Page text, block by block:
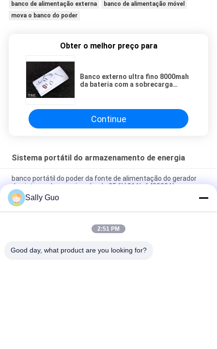
banco de alimentação externa
banco de alimentação móvel
mova o banco do poder
Obter o melhor preço para
Banco externo ultra fino 8000mah
da bateria com a sobrecarga
Continue
Sistema portátil do armazenamento de energia
banco portátil do poder da fonte de alimentação do gerador
do sistema de energia solar de 25.6V 81Ah 648000Ah
Bateria de lítio portátil exterior do sistema 2000W 3.7V do
armazenamento de energia
sistema portátil 3.7V 45Ah do armazenamento de energia
Sally Guo
2:51 PM
Good day, what product are you looking for?